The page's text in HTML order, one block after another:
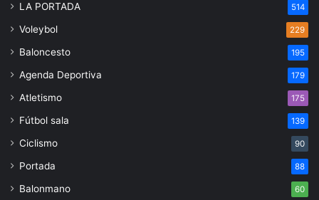
LA PORTADA 514
Voleybol 229
Baloncesto 195
Agenda Deportiva 179
Atletismo 175
Fútbol sala 139
Ciclismo 90
Portada 88
Balonmano 60